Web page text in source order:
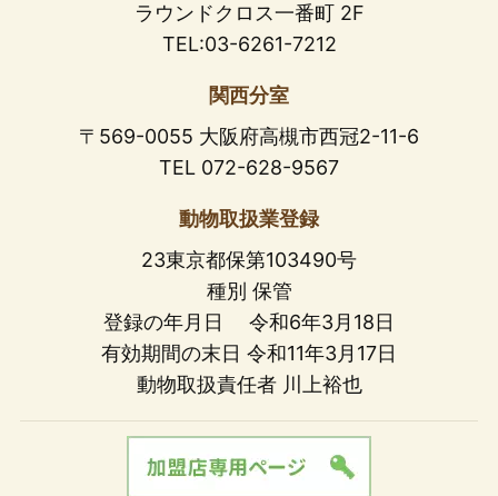
ラウンドクロス一番町 2F
TEL:03-6261-7212
関西分室
〒569-0055 大阪府高槻市西冠2-11-6
TEL 072-628-9567
動物取扱業登録
23東京都保第103490号
種別 保管
登録の年月日 令和6年3月18日
有効期間の末日 令和11年3月17日
動物取扱責任者 川上裕也